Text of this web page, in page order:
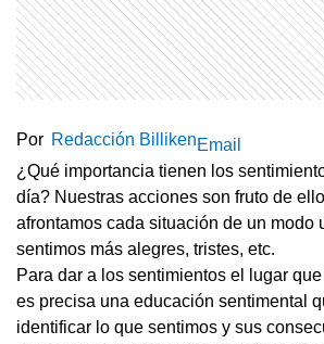
Por Redacción BillikenEmail
¿Qué importancia tienen los
día? Nuestras acciones son fruto de
afrontamos cada situación de un modo
sentimos más alegres, tristes, etc.
Para dar a los sentimientos el lugar
es precisa una educación sentimental
identificar lo que sentimos y sus